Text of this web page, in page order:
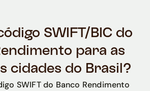
SWIFT/BIC do
para as
cidades do Brasil?
SWIFT do Banco Rendimento